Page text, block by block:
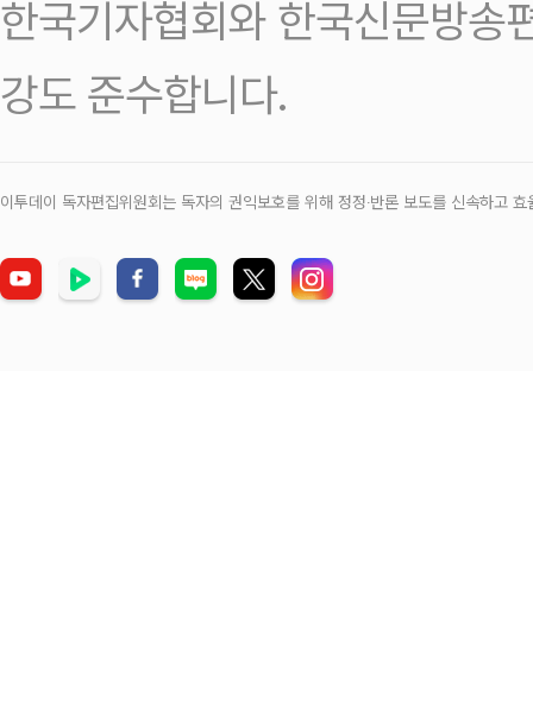
한국기자협회와 한국신문방송
강도 준수합니다.
이투데이 독자편집위원회는 독자의 권익보호를 위해 정정‧반론 보도를 신속하고